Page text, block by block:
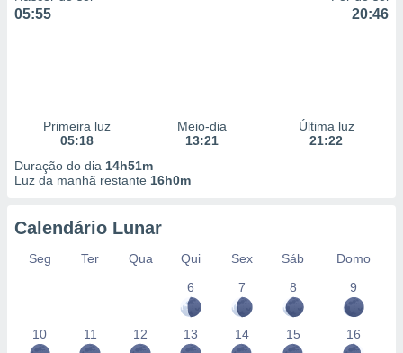
05:55 20:46
Primeira luz
05:18
Meio-dia
13:21
Última luz
21:22
Duração do dia 14h51m
Luz da manhã restante 16h0m
Calendário Lunar
Seg Ter Qua Qui Sex Sáb
Domo
6
7 8 9
10 11 12 13 14 15 16